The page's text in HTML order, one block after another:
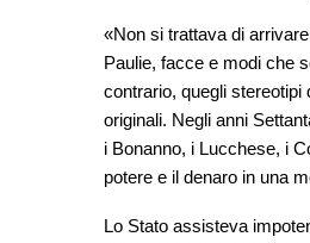
«Non si trattava di
Paulie, facce e modi che
contrario, quegli stereotipi
originali. Negli anni
i Bonanno, i Lucchese, i
potere e il denaro in una
Lo Stato assisteva